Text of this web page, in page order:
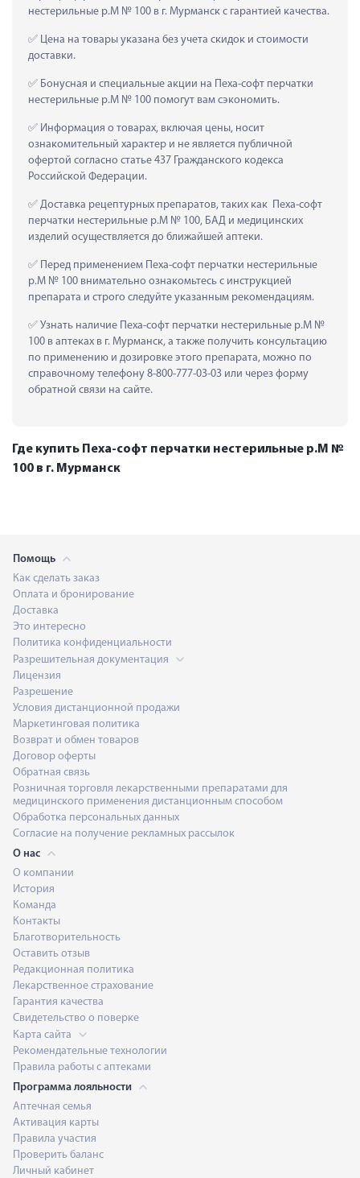
нестерильные р.M № 100 в г. Мурманск с гарантией качества.
Цена на товары указана без учета скидок и стоимости
доставки.
Бонусная и специальные акции на Пеха-софт перчатки
нестерильные р.M № 100 помогут вам сэкономить.
Информация о товарах, включая цены, носит
ознакомительный характер и не является публичной
офертой согласно статье 437 Гражданского кодекса
Российской Федерации.
Доставка рецептурных препаратов, таких как  Пеха-софт
перчатки нестерильные р.M № 100, БАД и медицинских
изделий осуществляется до ближайшей аптеки.
Перед применением Пеха-софт перчатки нестерильные
р.M № 100 внимательно ознакомьтесь с инструкцией
препарата и строго следуйте указанным рекомендациям.
Узнать наличие Пеха-софт перчатки нестерильные р.M №
100 в аптеках в г. Мурманск, а также получить консультацию
по применению и дозировке этого препарата, можно по
справочному телефону 8-800-777-03-03 или через форму
обратной связи на сайте.
Где купить Пеха-софт перчатки нестерильные р.M №
100 в г. Мурманск
Помощь
Как сделать заказ
Оплата и бронирование
Доставка
Это интересно
Политика конфиденциальности
Разрешительная документация
Лицензия
Разрешение
Условия дистанционной продажи
Маркетинговая политика
Возврат и обмен товаров
Договор оферты
Обратная связь
Розничная торговля лекарственными препаратами для
медицинского применения дистанционным способом
Обработка персональных данных
Согласие на получение рекламных рассылок
О нас
О компании
История
Команда
Контакты
Благотворительность
Оставить отзыв
Редакционная политика
Лекарственное страхование
Гарантия качества
Свидетельство о поверке
Карта сайта
Рекомендательные технологии
Правила работы с аптеками
Программа лояльности
Аптечная семья
Активация карты
Правила участия
Проверить баланс
Личный кабинет